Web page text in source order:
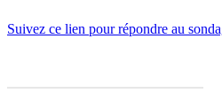
Suivez ce lien pour répondre au